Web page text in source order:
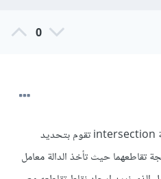
0
يحوي الصف Rectangle على دالة intersection تقوم بتحديد
تقاطعهما حيث تأخذ الدالة معامل